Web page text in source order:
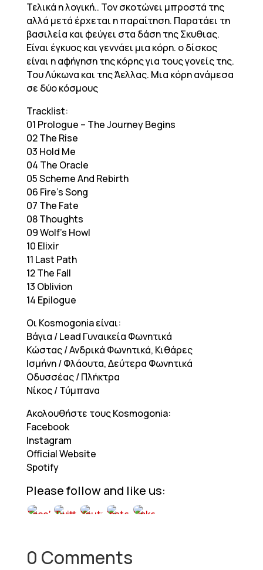
Τελικά η λογική.. Τον σκοτώνει μπροστά της
αλλά μετά έρχεται η παραίτηση. Παρατάει τη
βασιλεία και φεύγει στα δάση της Σκυθιας.
Είναι έγκυος και γεννάει μια κόρη. ο δίσκος
είναι η αφήγηση της κόρης για τους γονείς της.
Του Λύκωνα και της Άελλας. Μια κόρη ανάμεσα
σε δύο κόσμους
Tracklist:
01 Prologue – The Journey Begins
02 The Rise
03 Hold Me
04 The Oracle
05 Scheme And Rebirth
06 Fire’s Song
07 The Fate
08 Thoughts
09 Wolf’s Howl
10 Elixir
11 Last Path
12 The Fall
13 Oblivion
14 Epilogue
Οι Kosmogonia είναι:
Βάγια / Lead Γυναικεία Φωνητικά
Κώστας / Ανδρικά Φωνητικά, Κιθάρες
Ισμήνη / Φλάουτα, Δεύτερα Φωνητικά
Οδυσσέας / Πλήκτρα
Νίκος / Τύμπανα
Ακολουθήστε τους Kosmogonia:
Facebook
Instagram
Official Website
Spotify
Please follow and like us:
0 Comments